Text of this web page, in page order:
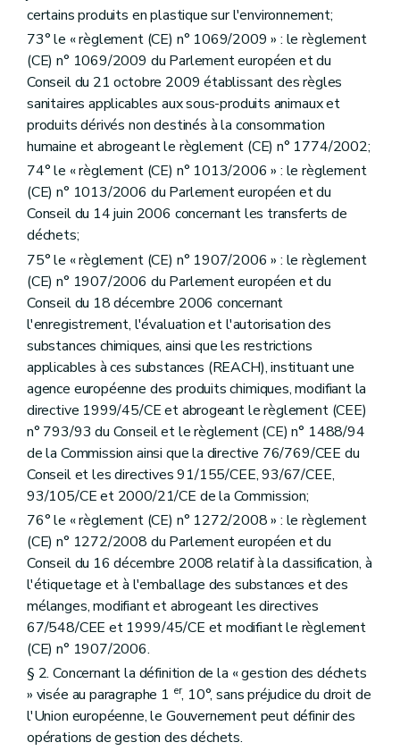
certains produits en plastique sur l'environnement;
73° le « règlement (CE) n° 1069/2009 » : le règlement
(CE) n° 1069/2009 du Parlement européen et du
Conseil du 21 octobre 2009 établissant des règles
sanitaires applicables aux sous-produits animaux et
produits dérivés non destinés à la consommation
humaine et abrogeant le règlement (CE) n° 1774/2002;
74° le « règlement (CE) n° 1013/2006 » : le règlement
(CE) n° 1013/2006 du Parlement européen et du
Conseil du 14 juin 2006 concernant les transferts de
déchets;
75° le « règlement (CE) n° 1907/2006 » : le règlement
(CE) n° 1907/2006 du Parlement européen et du
Conseil du 18 décembre 2006 concernant
l'enregistrement, l'évaluation et l'autorisation des
substances chimiques, ainsi que les restrictions
applicables à ces substances (REACH), instituant une
agence européenne des produits chimiques, modifiant la
directive 1999/45/CE et abrogeant le règlement (CEE)
n° 793/93 du Conseil et le règlement (CE) n° 1488/94
de la Commission ainsi que la directive 76/769/CEE du
Conseil et les directives 91/155/CEE, 93/67/CEE,
93/105/CE et 2000/21/CE de la Commission;
76° le « règlement (CE) n° 1272/2008 » : le règlement
(CE) n° 1272/2008 du Parlement européen et du
Conseil du 16 décembre 2008 relatif à la classification, à
l'étiquetage et à l'emballage des substances et des
mélanges, modifiant et abrogeant les directives
67/548/CEE et 1999/45/CE et modifiant le règlement
(CE) n° 1907/2006.
§ 2. Concernant la définition de la « gestion des déchets
» visée au paragraphe 1 er, 10°, sans préjudice du droit de
l'Union européenne, le Gouvernement peut définir des
opérations de gestion des déchets.